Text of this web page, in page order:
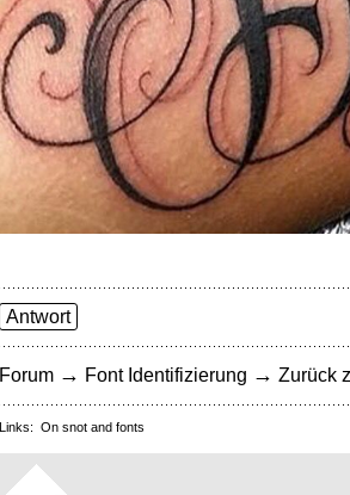
Antwort
Forum → Font Identifizierung → Zurück
Links: On snot and fonts